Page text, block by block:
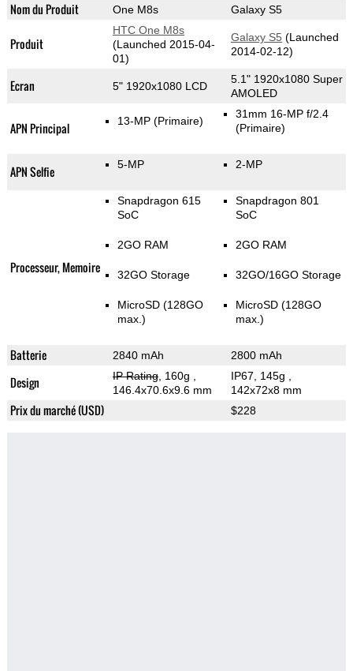
Nom du Produit One M8s Galaxy S5
Produit
HTC One M8s
(Launched 2015-04-
01)
Galaxy S5 (Launched
2014-02-12)
Ecran 5" 1920x1080 LCD
5.1" 1920x1080 Super
AMOLED
APN Principal 13-MP (Primaire)
31mm 16-MP f/2.4
(Primaire)
APN Selfie 5-MP 2-MP
Processeur, Memoire
Snapdragon 615
SoC
2GO RAM
32GO Storage
MicroSD (128GO
max.)
Snapdragon 801
SoC
2GO RAM
32GO/16GO Storage
MicroSD (128GO
max.)
Batterie 2840 mAh 2800 mAh
Design IP Rating, 160g
146.4x70.6x9.6 mm
IP67, 145g
142x72x8 mm
Prix du marché (USD) $228